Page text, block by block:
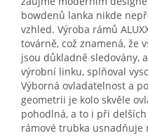
bowdenů lanka nikde
vzhled. Výroba rámů
továrně, což znamená, že
jsou důkladně sledovány,
výrobní linku, splňoval
Výborná ovladatelnost a
geometrii je kolo skvěle
pohodlná, a to i při
rámové trubka usnadňuje